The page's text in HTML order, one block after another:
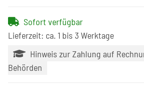
Sofort verfügbar
Lieferzeit: ca. 1 bis 3 Werktage
Hinweis zur Zahlung auf
Behörden